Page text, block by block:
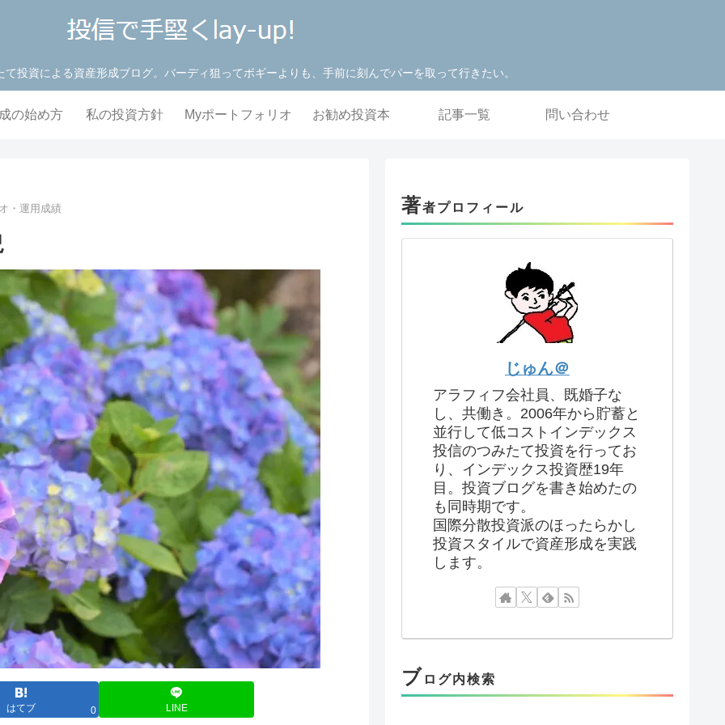
投資による資産形成ブログ。バーディ狙ってボギーよりも、手前に刻んでパーを取って行きたい。
の始め方 私の投資方針 Myポートフォリオ お勧め投資本 記事一覧 問い合わせ
・運用成績
はてブ 0 LINE
著者プロフィール
じゅん＠
アラフィフ会社員、既婚子な
し、共働き。2006年から貯蓄と
並行して低コストインデックス
投信のつみたて投資を行ってお
り、インデックス投資歴19年
目。投資ブログを書き始めたの
も同時期です。
国際分散投資派のほったらかし
投資スタイルで資産形成を実践
します。
ブ ログ内検索